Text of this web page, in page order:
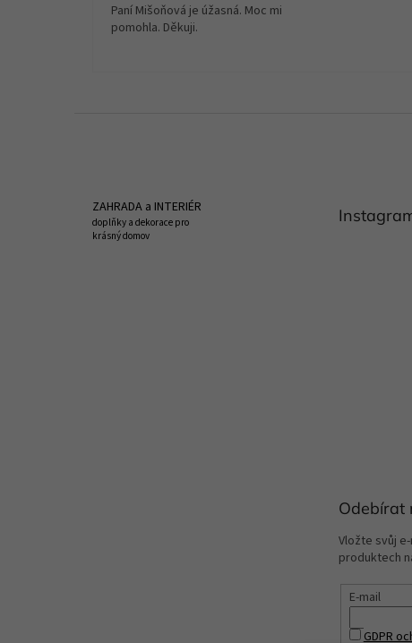
Paní Mišoňová je úžasná. Moc mi
pomohla. Děkuji.
ZAHRADA a INTERIÉR
doplňky a dekorace pro
krásný domov
Odebírat
Vložte svůj
produktech
E-mail
GDPR